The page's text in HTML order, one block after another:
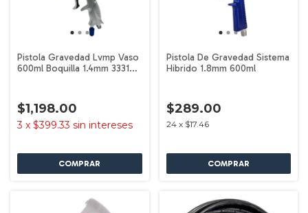
Pistola Gravedad Lvmp Vaso
600ml Boquilla 1.4mm 3331
$1,198.00
3 x $399.33 sin intereses
Pistola De Gravedad Sistema
Hibrido 1.8mm 600ml
$289.00
24 x $17.46